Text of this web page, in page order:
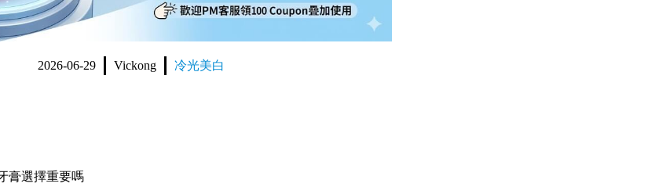
2026-06-29 Vickong 冷光美白
膏選擇重要嗎